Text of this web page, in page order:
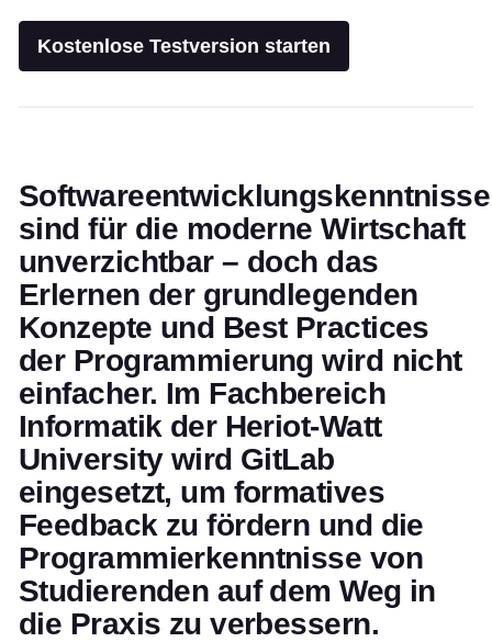
Kostenlose Testversion starten
Softwareentwicklungskenntnisse
sind für die moderne Wirtschaft
unverzichtbar – doch das
Erlernen der grundlegenden
Konzepte und Best Practices
der Programmierung wird nicht
einfacher. Im Fachbereich
Informatik der Heriot-Watt
University wird GitLab
eingesetzt, um formatives
Feedback zu fördern und die
Programmierkenntnisse von
Studierenden auf dem Weg in
die Praxis zu verbessern.